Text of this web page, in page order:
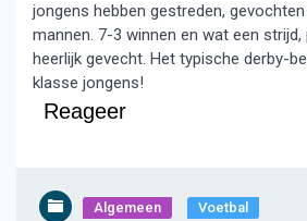
jongens hebben gestreden,
mannen. 7-3 winnen en wat een strijd,
heerlijk gevecht. Het typische derby-
klasse jongens!
Reageer
Algemeen Voetbal